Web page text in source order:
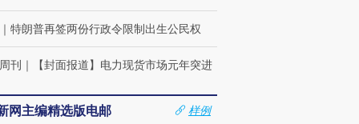
｜ 特朗普再签两份行政令限制出生公民权
刊 ｜ 【封面报道】电力现货市场元年突进
网主编精选版电邮
样例